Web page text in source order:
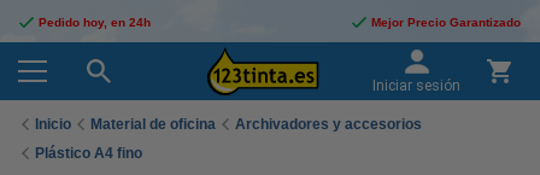
Pedido hoy, en 24h Mejor Precio Garantizado
Iniciar sesión
Inicio Material de oficina
Archivadores y accesorios
Plástico A4 fino